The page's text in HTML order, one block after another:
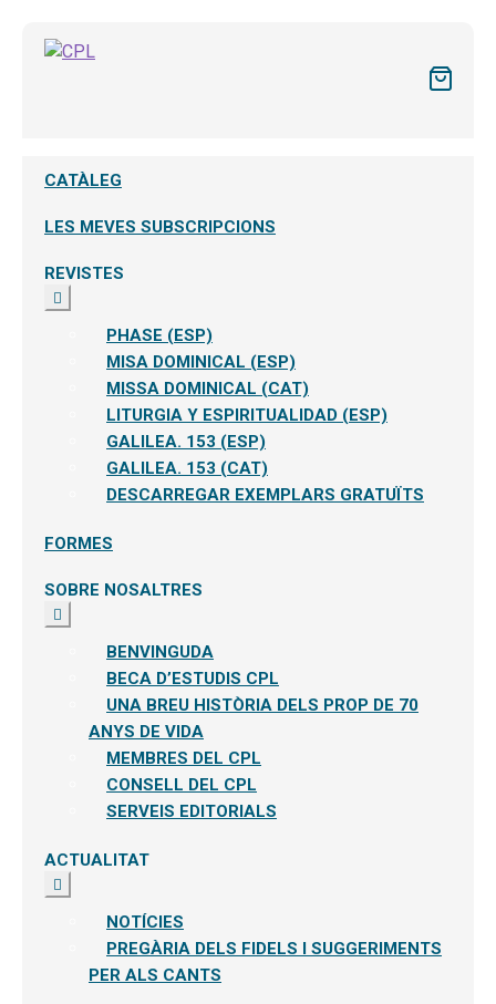
CATÀLEG
LES MEVES SUBSCRIPCIONS
REVISTES
Expandeix
el
secundariPHASE (ESP)
MISA DOMINICAL (ESP)
MISSA DOMINICAL (CAT)
LITURGIA Y ESPIRITUALIDAD (ESP)
GALILEA. 153 (ESP)
GALILEA. 153 (CAT)
DESCARREGAR EXEMPLARS GRATUÏTS
FORMES
SOBRE NOSALTRES
Expandeix
el
secundariBENVINGUDA
BECA D’ESTUDIS CPL
UNA BREU HISTÒRIA DELS PROP DE 70
ANYS DE VIDA
MEMBRES DEL CPL
CONSELL DEL CPL
SERVEIS EDITORIALS
ACTUALITAT
Expandeix
el
secundariNOTÍCIES
PREGÀRIA DELS FIDELS I SUGGERIMENTS
PER ALS CANTS